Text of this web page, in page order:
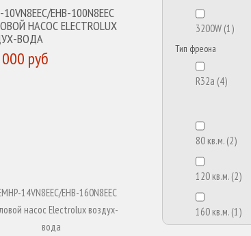
10VN8EEC/EHB-100N8EEC
НАСОС ELECTROLUX
ВОДА
руб
3200W(1)
Тип фреона
R32a (4)
80 кв.м.(2)
120 кв.м.(2)
160 кв.м.(1)